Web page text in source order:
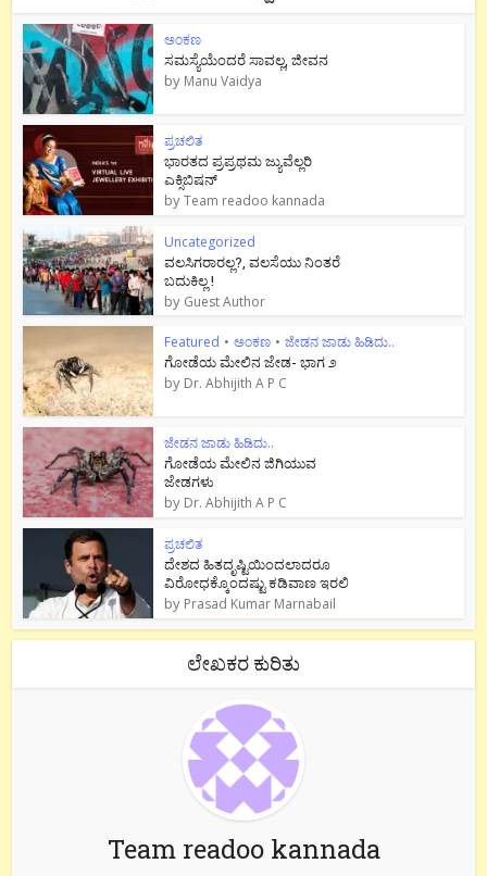
ಅಂಕಣ
ಸಮಸ್ಯೆಯೆಂದರೆ ಸಾವಲ್ಲ, ಜೀವನ
by Manu Vaidya
ಪ್ರಚಲಿತ
ಭಾರತದ ಪ್ರಪ್ರಥಮ ಜ್ಯುವೆಲ್ಲರಿ
ಎಕ್ಸಿಬಿಷನ್
byTeam readoo kannada
Uncategorized
ವಲಸಿಗರಾರಲ್ಲ?, ವಲಸೆಯು ನಿಂತರೆ
ಬದುಕಿಲ್ಲ !
by Guest Author
Featured • ಅಂಕಣ • ಜೇಡನ ಜಾಡು ಹಿಡಿದು..
ಗೋಡೆಯ ಮೇಲಿನ ಜೇಡ- ಭಾಗ ೨
by Dr. Abhijith A P C
ಜೇಡನ ಜಾಡು ಹಿಡಿದು..
ಗೋಡೆಯ ಮೇಲಿನ ಜಿಗಿಯುವ
ಜೇಡಗಳು
by Dr. Abhijith A P C
ಪ್ರಚಲಿತ
ದೇಶದ ಹಿತದೃಷ್ಟಿಯಿಂದಲಾದರೂ
ವಿರೋಧಕ್ಕೊಂದಷ್ಟು ಕಡಿವಾಣ ಇರಲಿ
by Prasad Kumar Marnabail
ಲೇಖಕರ ಕುರಿತು
Team readoo kannada